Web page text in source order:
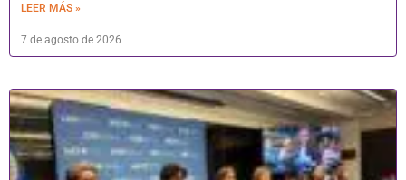
LEER MÁS »
7 de agosto de 2026